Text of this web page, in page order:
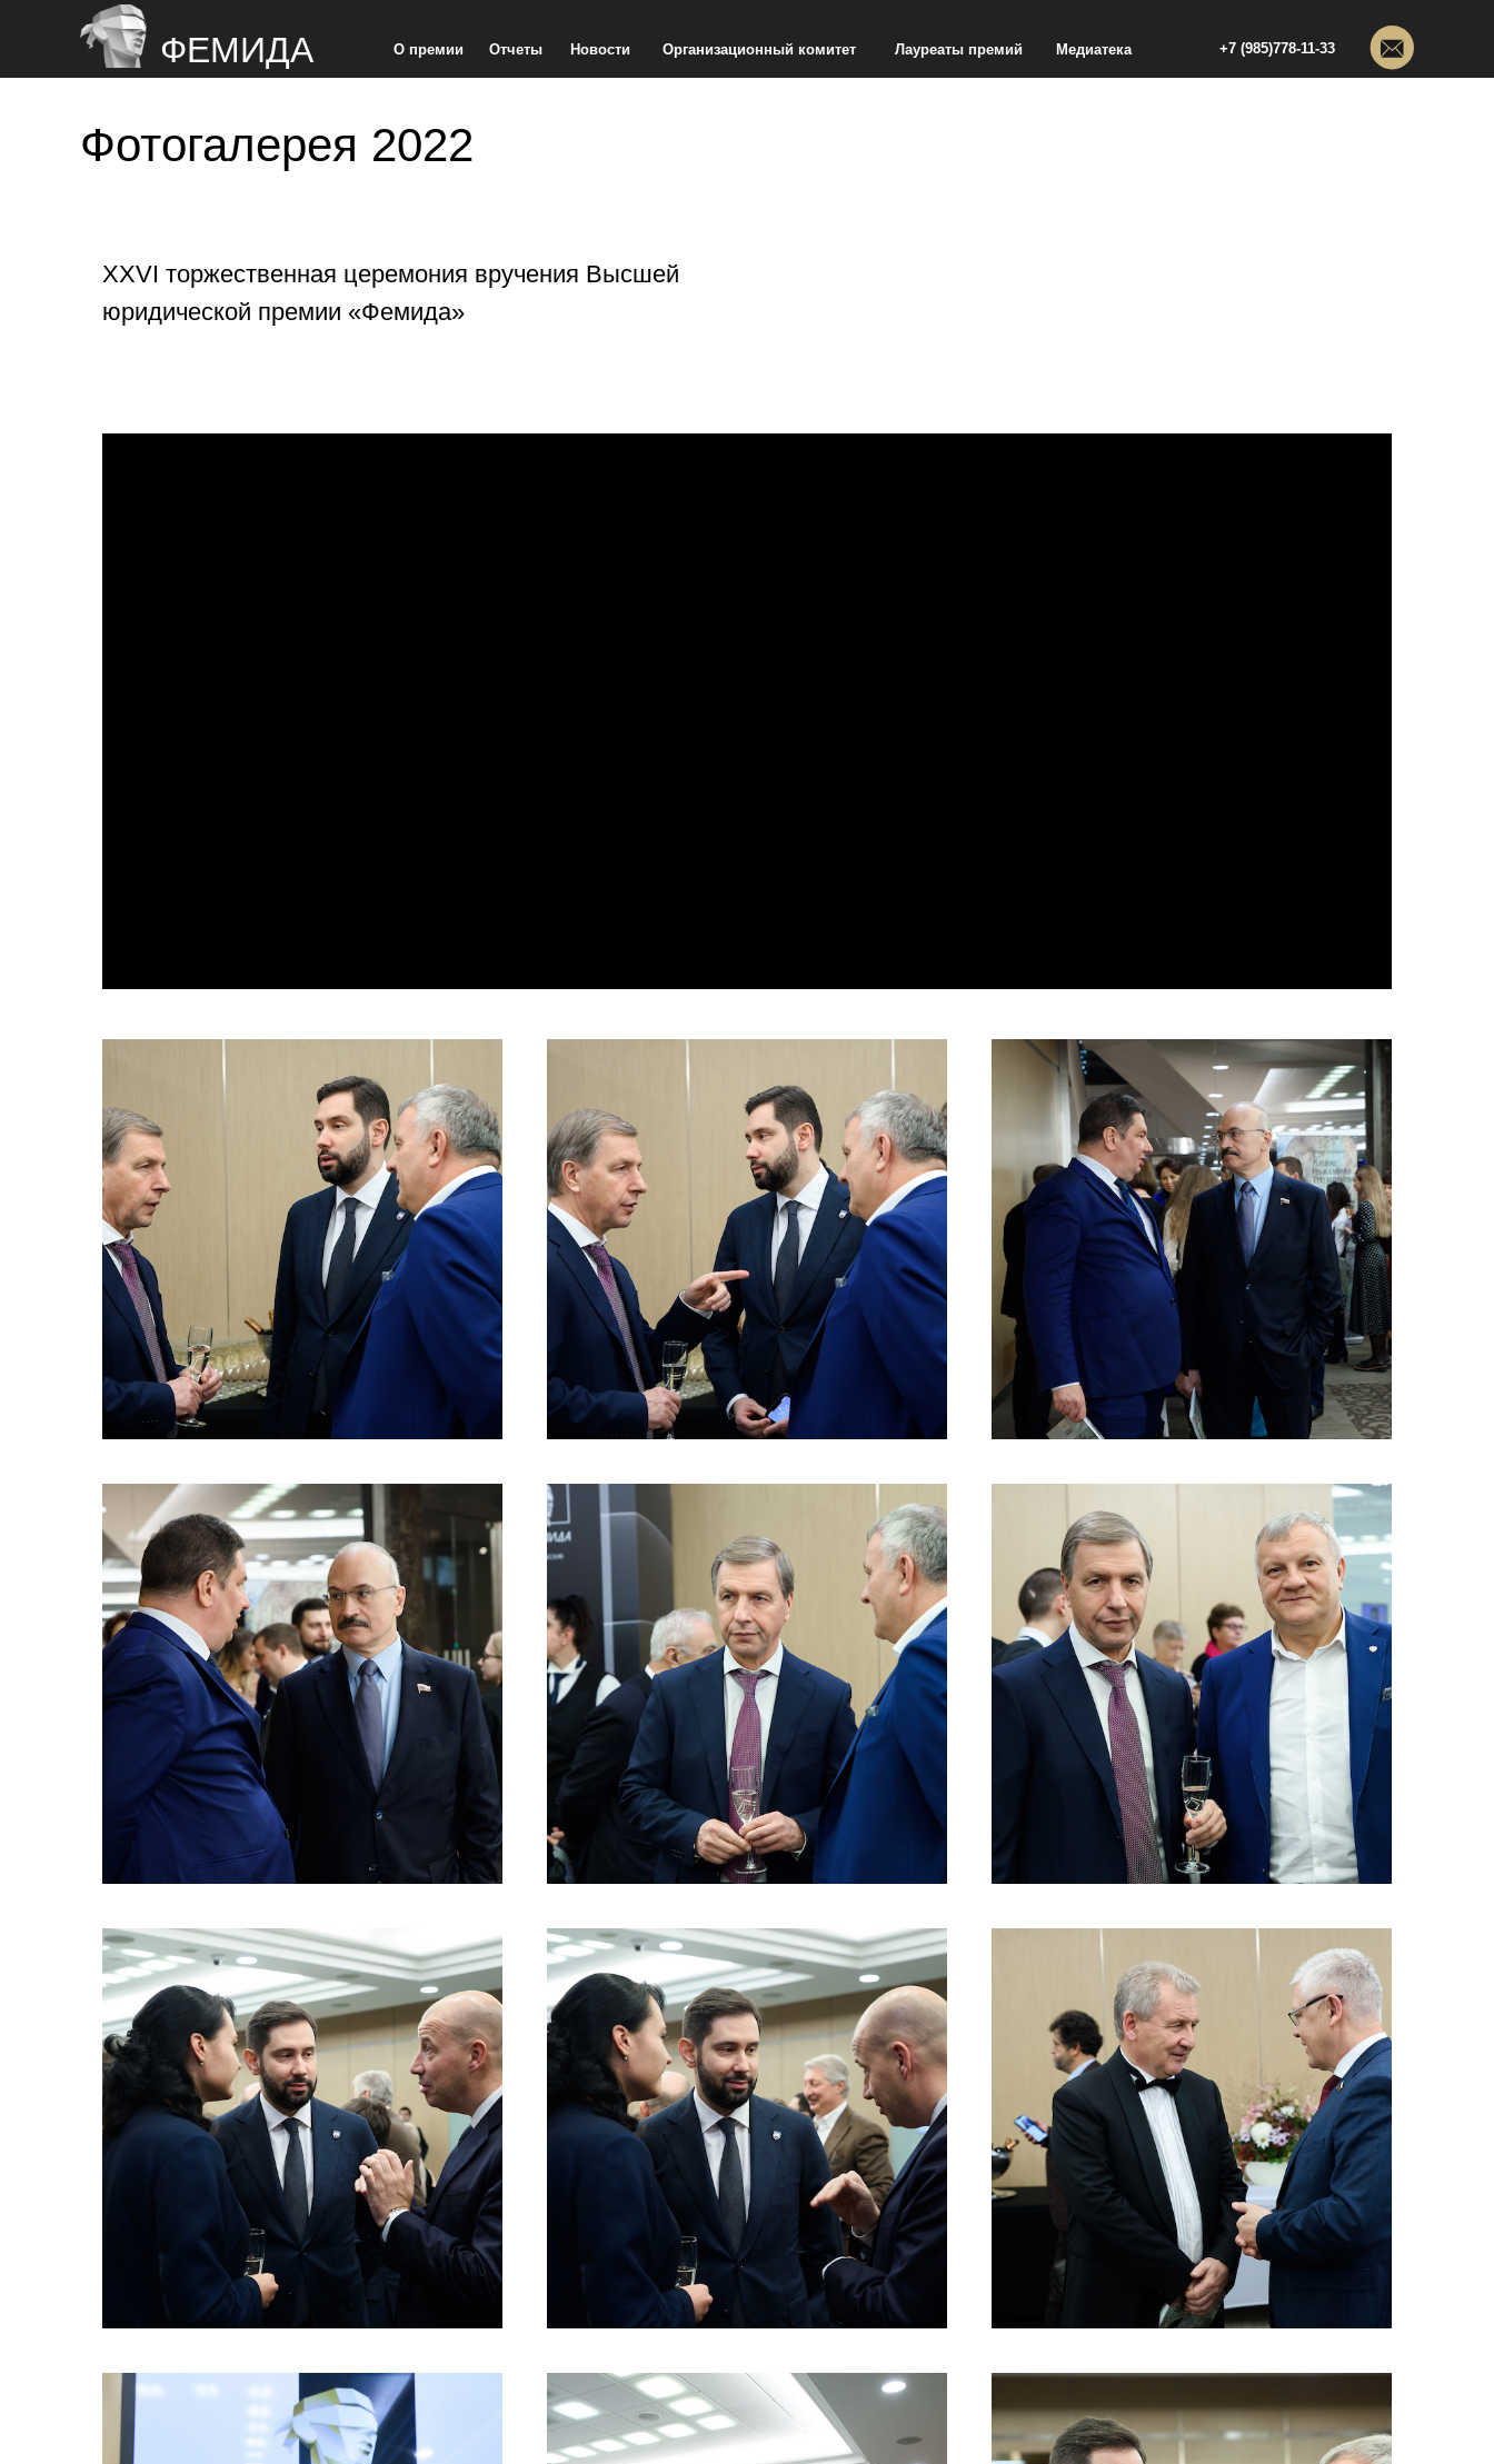
Лауреаты премий Медиатека +7 (985)778-11-33
Организационный комитет
Новости
О премии Отчеты
ФЕМИДА
Фотогалерея 2022
XXVI торжественная церемония вручения Высшей
юридической премии «Фемида»